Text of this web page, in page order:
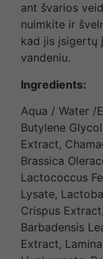
ant švarios
nuimkite ir
kad jis įsigertų
vandeniu.
Ingredients:
Aqua / Water /
Butylene
Extract,
Brassica
Lactococcus
Lysate,
Crispus
Barbadensis
Extract,